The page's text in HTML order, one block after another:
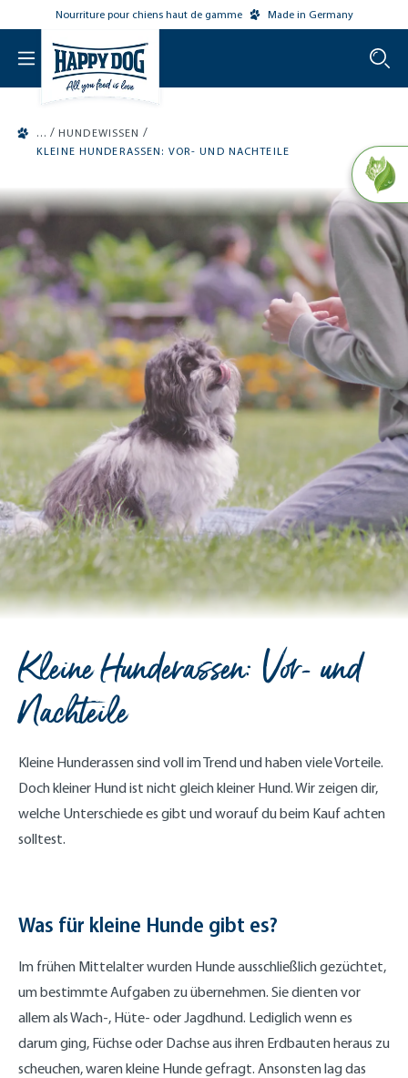
main contentNourriture pour chiens haut de gamme Made in Germany
/ HUNDEWISSEN /
KLEINE HUNDERASSEN: VOR- UND NACHTEILE
Kleine Hunderassen: Vor- und
Nachteile
Kleine Hunderassen sind voll im Trend und haben viele Vorteile.
Doch kleiner Hund ist nicht gleich kleiner Hund. Wir zeigen dir,
welche Unterschiede es gibt und worauf du beim Kauf achten
solltest.
Was für kleine Hunde gibt es?
Im frühen Mittelalter wurden Hunde ausschließlich gezüchtet,
um bestimmte Aufgaben zu übernehmen. Sie dienten vor
allem als Wach-, Hüte- oder Jagdhund. Lediglich wenn es
darum ging, Füchse oder Dachse aus ihren Erdbauten heraus zu
scheuchen, waren kleine Hunde gefragt. Ansonsten lag das